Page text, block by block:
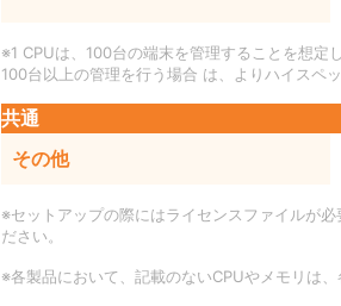
※1 CPUは、100台の端末を管理することを想定
100台以上の管理を行う場合 は、よりハイスペ
共通
その他
※セットアップの際にはライセンスファイルが
ださい。
※各製品において、記載のないCPUやメモリは、